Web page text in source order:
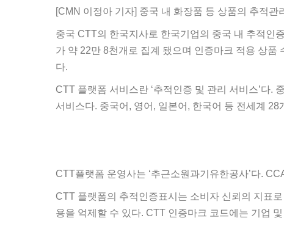
[CMN 이정아 기자] 중국 내 화장품 등 상품의 추적
중국 CTT의 한국지사로 한국기업의 중국 내 추적인
가 약 22만 8천개로 집계 됐으며 인증마크 적용 상
다.
CTT 플랫폼 서비스란 ‘추적인증 및 관리 서비스’다.
서비스다. 중국어, 영어, 일본어, 한국어 등 전세계 28
CTT플랫폼 운영사는 ‘추근소원과기유한공사’다.
CTT 플랫폼의 추적인증표시는 소비자 신뢰의 지표
용을 억제할 수 있다. CTT 인증마크 코드에는 기업